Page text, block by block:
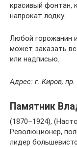
красивый
напрокат лодку.
Любой горожанин
может заказать
или надписью.
Адрес: г. Киров,
Памятник
(1870–1924),
Революционер,
лидер